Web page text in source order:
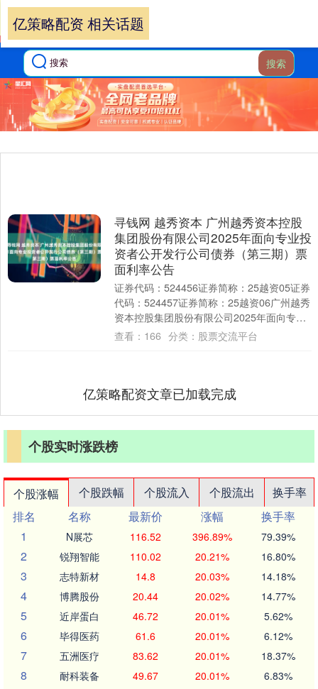
搜索
亿策略配资 相关话题
寻钱网 越秀资本 广州越秀资本控股
集团股份有限公司2025年面向专业投
资者公开发行公司债券（第三期）票
面利率公告
证券代码：524456证券简称：25越资05证券
代码：524457证券简称：25越资06广州越秀
资本控股集团股份有限公司2025年面向专业
投资者公开发行公司债券....
查看： 166 分类： 股票交流平台
亿策略配资文章已加载完成
个股实时涨跌榜
个股涨幅 个股跌幅 个股流入 个股流出
换手率
排名
名称 最新价 涨幅
换手率
1
N展芯 116.52 396.89% 79.39%
2 锐翔智能 110.02 20.21% 16.80%
3 志特新材 14.8 20.03% 14.18%
4 博腾股份 20.44 20.02% 14.77%
5 近岸蛋白 46.72 20.01% 5.62%
6 毕得医药 61.6 20.01% 6.12%
7 五洲医疗 83.62 20.01% 18.37%
8 耐科装备 49.67 20.01% 6.83%